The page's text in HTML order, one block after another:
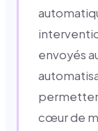
envoyés
cœur de